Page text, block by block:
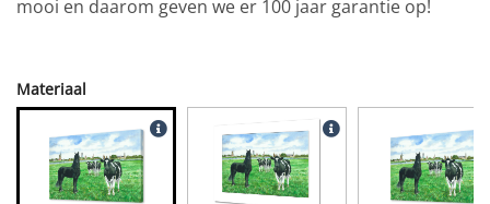
mooi en daarom geven we er 100 jaar garantie op!
Materiaal